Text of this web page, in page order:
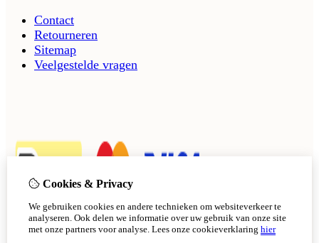
Contact
Retourneren
Sitemap
Veelgestelde vragen
Cookies & Privacy
We gebruiken cookies en andere technieken om websiteverkeer te
analyseren. Ook delen we informatie over uw gebruik van onze site
met onze partners voor analyse. Lees onze cookieverklaring hier